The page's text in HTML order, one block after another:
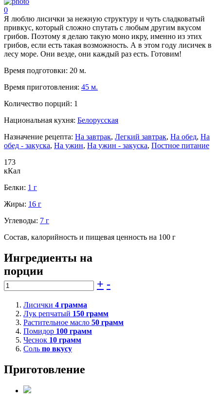
0
Я люблю лисички за нежную структуру и чуть сладковатый
привкус, который сложно спутать с любым другим вкусом
грибов. Поэтому я делаю такую моно икру, именно из этих
грибов, если есть такая возможность. А в этом году лисичек в
лесу море. Они везде, они каждый раз есть. Готовим!
Время подготовки: 20 м.
Время приготовления: 45 м.
Количество порций: 1
Национальная кухня: Белорусская
Назначение рецепта: На завтрак, Легкий завтрак, На обед, На
обед - закуска, На ужин, На ужин - закуска, Постное питание
173
кКал
Белки: 1 г
Жиры: 16 г
Углеводы: 7 г
Состав, калорийность и пищевая ценность на 100 г
Ингредиенты на
порции
+ -
Лисички 4 грамма
Лук репчатый 150 грамм
Растительное масло 50 грамм
Помидор 100 грамм
Чеснок 10 грамм
Соль по вкусу
Приготовление